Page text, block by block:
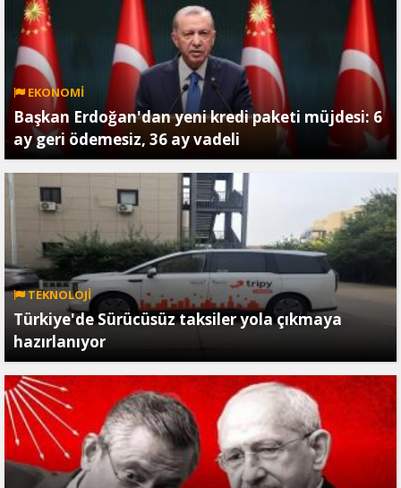
EKONOMİ
Başkan Erdoğan'dan yeni kredi paketi müjdesi: 6
ay geri ödemesiz, 36 ay vadeli
TEKNOLOJİ
Türkiye'de Sürücüsüz taksiler yola çıkmaya
hazırlanıyor